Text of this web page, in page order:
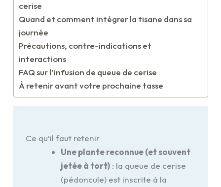
cerise
Quand et comment intégrer la tisane dans sa
journée
Précautions, contre-indications et
interactions
FAQ sur l’infusion de queue de cerise
À retenir avant votre prochaine tasse
Ce qu’il faut retenir
Une plante reconnue (et souvent
jetée à tort): la queue de cerise
(pédoncule) est inscrite à la